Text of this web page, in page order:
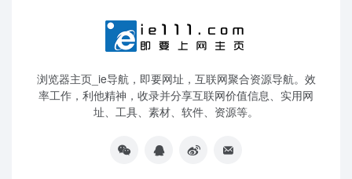
浏览器主页_ie导航，即要网址，互联网聚合资源导航。效
率工作，利他精神，收录并分享互联网价值信息、实用网
址、工具、素材、软件、资源等。